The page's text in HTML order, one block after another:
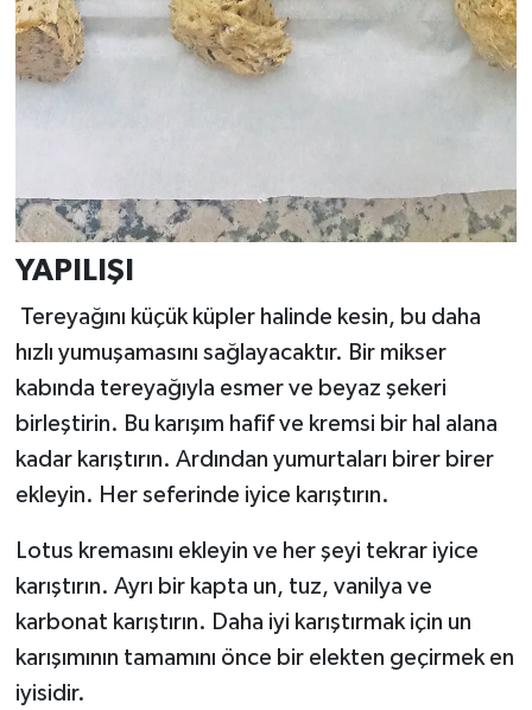
YAPILIŞI
Tereyağını küçük küpler halinde kesin, bu daha
hızlı yumuşamasını sağlayacaktır. Bir mikser
kabında tereyağıyla esmer ve beyaz şekeri
birleştirin. Bu karışım hafif ve kremsi bir hal alana
kadar karıştırın. Ardından yumurtaları birer birer
ekleyin. Her seferinde iyice karıştırın.
Lotus kremasını ekleyin ve her şeyi tekrar iyice
karıştırın. Ayrı bir kapta un, tuz, vanilya ve
karbonat karıştırın. Daha iyi karıştırmak için un
karışımının tamamını önce bir elekten geçirmek en
iyisidir.